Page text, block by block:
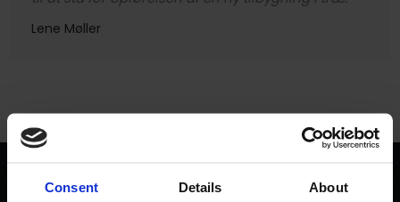
Consent Details About
Lene Møller​